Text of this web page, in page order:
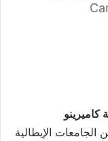
كاميرينو
الجامعات الإيطالية